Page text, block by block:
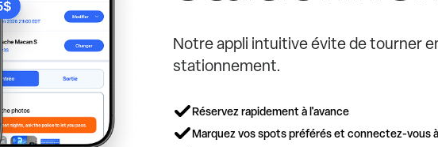
Notre appli intuitive évite de tourner
stationnement.
Réservez rapidement à l'avance
Marquez vos spots préférés et connectez-vous